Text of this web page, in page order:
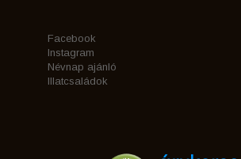
Facebook
Instagram
Névnap ajánló
Illatcsaládok